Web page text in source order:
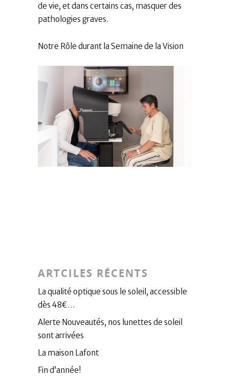
de vie, et dans certains cas, masquer des
pathologies graves.
​Notre Rôle durant la Semaine de la Vision
ARTCILES RÉCENTS
La qualité optique sous le soleil, accessible
dès 48€…
Alerte Nouveautés, nos lunettes de soleil
sont arrivées
La maison Lafont
Fin d’année!